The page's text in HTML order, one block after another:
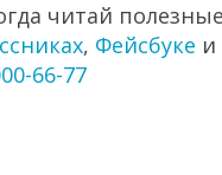
читай
, Фейсбуке и
66-77